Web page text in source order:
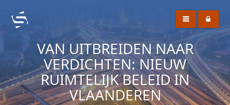
VAN UITBREIDEN NAAR
VERDICHTEN: NIEUW
RUIMTELIJK BELEID IN
VLAANDEREN